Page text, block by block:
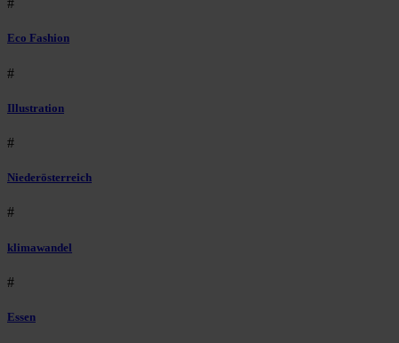
#
Eco Fashion
#
Illustration
#
Niederösterreich
#
klimawandel
#
Essen